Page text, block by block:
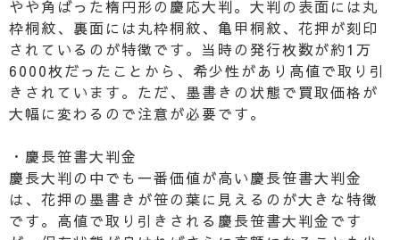
やや角ばった楕円形の慶応大判。大判の表面には丸
枠桐紋、裏面には丸枠桐紋、亀甲桐紋、花押が刻印
されているのが特徴です。当時の発行枚数が約1万
6000枚だったことから、希少性があり高値で取り引
きされています。ただ、墨書きの状態で買取価格が
大幅に変わるので注意が必要です。
・慶長笹書大判金
慶長大判の中でも一番価値が高い慶長笹書大判金
は、花押の墨書きが笹の葉に見えるのが大きな特徴
です。高値で取り引きされる慶長笹書大判金です